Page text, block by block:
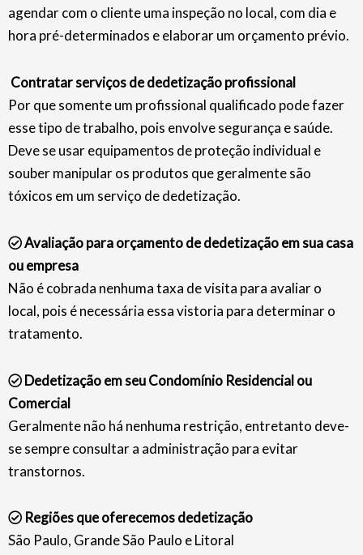
agendar com o cliente uma inspeção no local, com dia e
hora pré-determinados e elaborar um orçamento prévio.
Contratar serviços de dedetização profissional
Por que somente um profissional qualificado pode fazer
esse tipo de trabalho, pois envolve segurança e saúde.
Deve se usar equipamentos de proteção individual e
souber manipular os produtos que geralmente são
tóxicos em um serviço de dedetização.
Avaliação para orçamento de dedetização em sua casa
ou empresa
Não é cobrada nenhuma taxa de visita para avaliar o
local, pois é necessária essa vistoria para determinar o
tratamento.
Dedetização em seu Condomínio Residencial ou
Comercial
Geralmente não há nenhuma restrição, entretanto deve-
se sempre consultar a administração para evitar
transtornos.
Regiões que oferecemos dedetização
São Paulo, Grande São Paulo e Litoral